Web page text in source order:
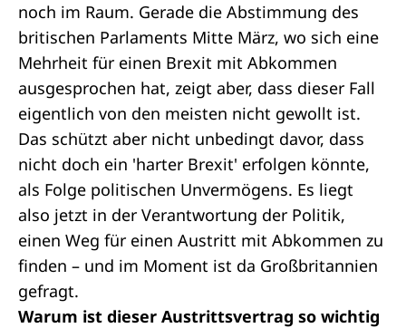
noch im Raum. Gerade die Abstimmung des
britischen Parlaments Mitte März, wo sich eine
Mehrheit für einen Brexit mit Abkommen
ausgesprochen hat, zeigt aber, dass dieser Fall
eigentlich von den meisten nicht gewollt ist.
Das schützt aber nicht unbedingt davor, dass
nicht doch ein 'harter Brexit' erfolgen könnte,
als Folge politischen Unvermögens. Es liegt
also jetzt in der Verantwortung der Politik,
einen Weg für einen Austritt mit Abkommen zu
finden – und im Moment ist da Großbritannien
gefragt.
Warum ist dieser Austrittsvertrag so wichtig